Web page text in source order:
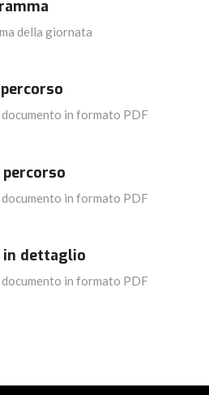
della giornata
documento in formato PDF
documento in formato PDF
dettaglio
documento in formato PDF